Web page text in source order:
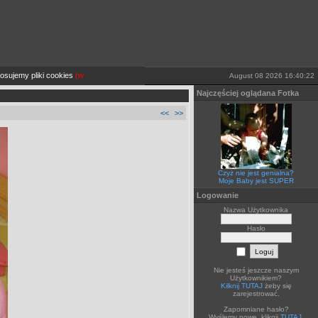
pliki cookies(więcej TUTAJ). Jeżeli sobie tego nie życzysz wyłącz je lub opuść
August 08 2026 16:40:22
<< >>
Najczęściej oglądana Fotka
Czyż nie jest genialna?
Moje Baby jest SUPER
Logowanie
Nazwa Użytkownika
Hasło
Nie jesteś jeszcze naszym
Użytkownikiem?
Kilknij TUTAJżeby się
zarejestrować.
Zapomniane hasło?